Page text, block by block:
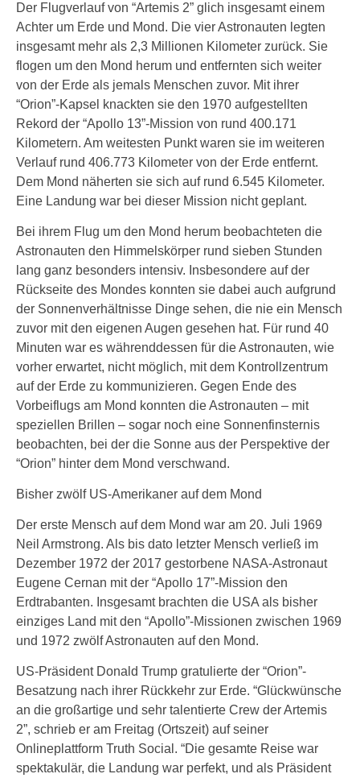
Der Flugverlauf von “Artemis 2” glich insgesamt einem
Achter um Erde und Mond. Die vier Astronauten legten
insgesamt mehr als 2,3 Millionen Kilometer zurück. Sie
flogen um den Mond herum und entfernten sich weiter
von der Erde als jemals Menschen zuvor. Mit ihrer
“Orion”-Kapsel knackten sie den 1970 aufgestellten
Rekord der “Apollo 13”-Mission von rund 400.171
Kilometern. Am weitesten Punkt waren sie im weiteren
Verlauf rund 406.773 Kilometer von der Erde entfernt.
Dem Mond näherten sie sich auf rund 6.545 Kilometer.
Eine Landung war bei dieser Mission nicht geplant.
Bei ihrem Flug um den Mond herum beobachteten die
Astronauten den Himmelskörper rund sieben Stunden
lang ganz besonders intensiv. Insbesondere auf der
Rückseite des Mondes konnten sie dabei auch aufgrund
der Sonnenverhältnisse Dinge sehen, die nie ein Mensch
zuvor mit den eigenen Augen gesehen hat. Für rund 40
Minuten war es währenddessen für die Astronauten, wie
vorher erwartet, nicht möglich, mit dem Kontrollzentrum
auf der Erde zu kommunizieren. Gegen Ende des
Vorbeiflugs am Mond konnten die Astronauten – mit
speziellen Brillen – sogar noch eine Sonnenfinsternis
beobachten, bei der die Sonne aus der Perspektive der
“Orion” hinter dem Mond verschwand.
Bisher zwölf US-Amerikaner auf dem Mond
Der erste Mensch auf dem Mond war am 20. Juli 1969
Neil Armstrong. Als bis dato letzter Mensch verließ im
Dezember 1972 der 2017 gestorbene NASA-Astronaut
Eugene Cernan mit der “Apollo 17”-Mission den
Erdtrabanten. Insgesamt brachten die USA als bisher
einziges Land mit den “Apollo”-Missionen zwischen 1969
und 1972 zwölf Astronauten auf den Mond.
US-Präsident Donald Trump gratulierte der “Orion”-
Besatzung nach ihrer Rückkehr zur Erde. “Glückwünsche
an die großartige und sehr talentierte Crew der Artemis
2”, schrieb er am Freitag (Ortszeit) auf seiner
Onlineplattform Truth Social. “Die gesamte Reise war
spektakulär, die Landung war perfekt, und als Präsident